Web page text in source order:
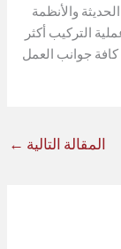
والأنظمة
التركيب أكثر
جوانب العمل
المقالة التالية ←